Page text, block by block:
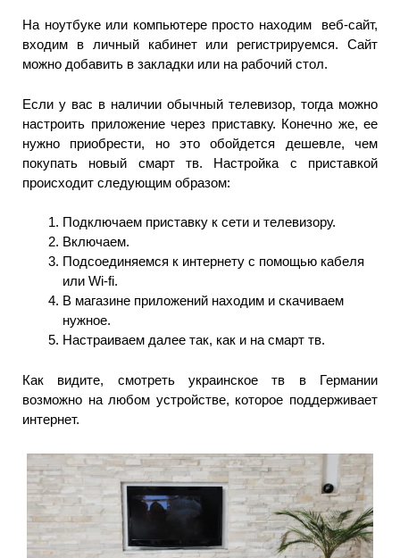
На ноутбуке или компьютере просто находим веб-сайт,
входим в личный кабинет или регистрируемся. Сайт
можно добавить в закладки или на рабочий стол.
Если у вас в наличии обычный телевизор, тогда можно
настроить приложение через приставку. Конечно же, ее
нужно приобрести, но это обойдется дешевле, чем
покупать новый смарт тв. Настройка с приставкой
происходит следующим образом:
Подключаем приставку к сети и телевизору.
Включаем.
Подсоединяемся к интернету с помощью кабеля
или Wi-fi.
В магазине приложений находим и скачиваем
нужное.
Настраиваем далее так, как и на смарт тв.
Как видите, смотреть украинское тв в Германии
возможно на любом устройстве, которое поддерживает
интернет.